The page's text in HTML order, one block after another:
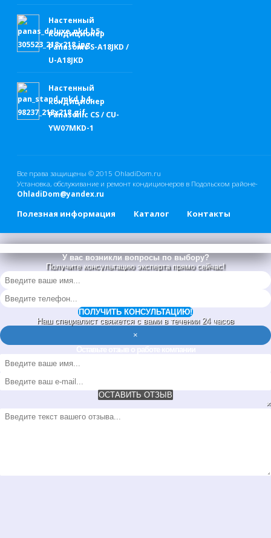
Настенный
кондиционер
Panasonic S-A18JKD /
U-A18JKD
Настенный
кондиционер
Panasonic CS / CU-
YW07MKD-1
Все права защищены © 2015 OhladiDom.ru
Установка, обслуживание и ремонт кондиционеров в Подольском районе-
OhladiDom@yandex.ru
Полезная информация Каталог Контакты
У вас возникли вопросы по выбору?
Получите консультацию эксперта прямо сейчас!
ПОЛУЧИТЬ КОНСУЛЬТАЦИЮ!
Наш специалист свяжется с вами в течении 24 часов
×
ОСТАВИТЬ ОТЗЫВ
×